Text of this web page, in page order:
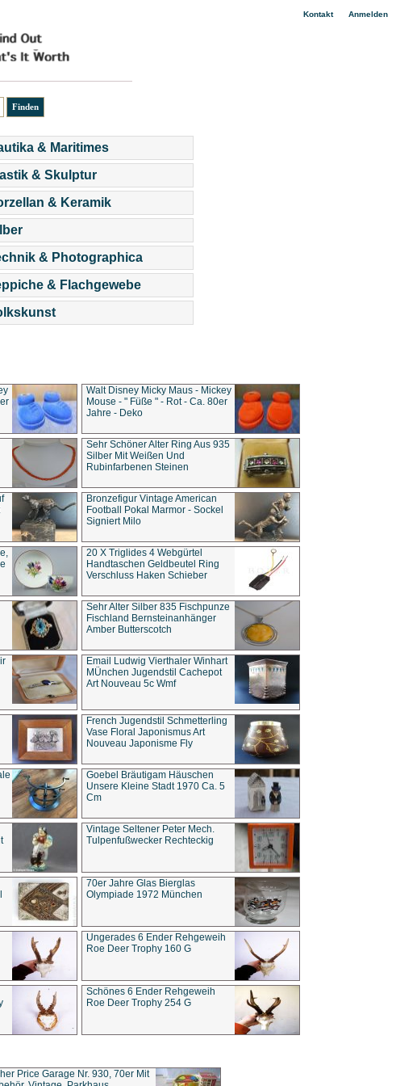
Kontakt| Anmelden
& Maritimes
& Skulptur
& Keramik
& Photographica
& Flachgewebe
Walt Disney Micky Maus - Mickey
Mouse - " Füße " - Rot - Ca. 80er
Jahre - Deko
Sehr Schöner Alter Ring Aus 935
Silber Mit Weißen Und
Rubinfarbenen Steinen
Bronzefigur Vintage American
Football Pokal Marmor - Sockel
Signiert Milo
20 X Triglides 4 Webgürtel
Handtaschen Geldbeutel Ring
Verschluss Haken Schieber
Sehr Alter Silber 835 Fischpunze
Fischland Bernsteinanhänger
Amber Butterscotch
Email Ludwig Vierthaler Winhart
MÜnchen Jugendstil Cachepot
Art Nouveau 5c Wmf
French Jugendstil Schmetterling
Vase Floral Japonismus Art
Nouveau Japonisme Fly
Goebel Bräutigam Häuschen
Unsere Kleine Stadt 1970 Ca. 5
Cm
Vintage Seltener Peter Mech.
Tulpenfußwecker Rechteckig
70er Jahre Glas Bierglas
Olympiade 1972 München
Ungerades 6 Ender Rehgeweih
Roe Deer Trophy 160 G
Schönes 6 Ender Rehgeweih
Roe Deer Trophy 254 G
Price Garage Nr. 930, 70er Mit